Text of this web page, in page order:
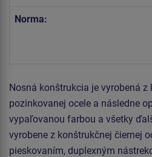
Norma:
Nosná konštrukcia je vyrobená z
pozinkovanej ocele a následne
vypaľovanou farbou a všetky
vyrobene z konštrukčnej čiernej
pieskovaním, duplexným